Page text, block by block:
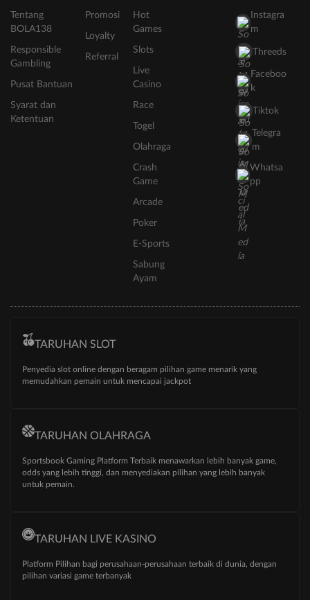
Tentang
BOLA138
Responsible
Gambling
Pusat Bantuan
Syarat dan
Ketentuan
Promosi
Loyalty
Referral
Hot
Games
Slots
Live
Casino
Race
Togel
Olahraga
Crash
Game
Arcade
Poker
E-Sports
Sabung
Ayam
Instagra
m
Threeds
Faceboo
k
Tiktok
Telegra
m
Whatsa
pp
TARUHAN SLOT
Penyedia slot online dengan beragam pilihan game menarik yang
memudahkan pemain untuk mencapai jackpot
TARUHAN OLAHRAGA
Sportsbook Gaming Platform Terbaik menawarkan lebih banyak game,
odds yang lebih tinggi, dan menyediakan pilihan yang lebih banyak
untuk pemain.
TARUHAN LIVE KASINO
Platform Pilihan bagi perusahaan-perusahaan terbaik di dunia, dengan
pilihan variasi game terbanyak